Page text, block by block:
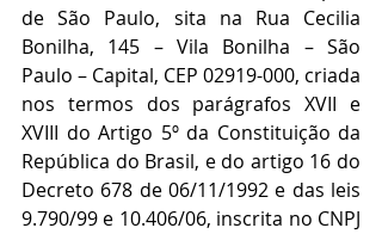
de São Paulo, sita na Rua Cecilia
Bonilha, 145 – Vila Bonilha – São
Paulo – Capital, CEP 02919-000, criada
nos termos dos parágrafos XVII e
XVIII do Artigo 5º da Constituição da
República do Brasil, e do artigo 16 do
Decreto 678 de 06/11/1992 e das leis
9.790/99 e 10.406/06, inscrita no CNPJ